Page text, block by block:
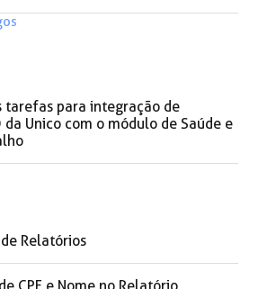
tarefas para integração de
Unico com o módulo de Saúde e
Relatórios